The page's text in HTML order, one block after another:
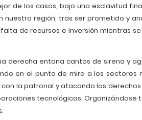
de los casos, bajo una esclavitud
nuestra región, tras ser prometido y
de recursos e inversión mientras
derecha entona cantos de sirena y
en el punto de mira a los sectores
la patronal y atacando los
tecnológicas. Organizándose